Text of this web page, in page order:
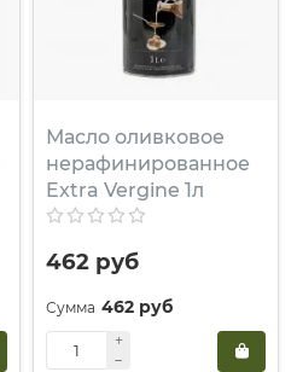
Масло оливковое
нерафинированное
Extra Vergine 1л
462 руб
462 руб